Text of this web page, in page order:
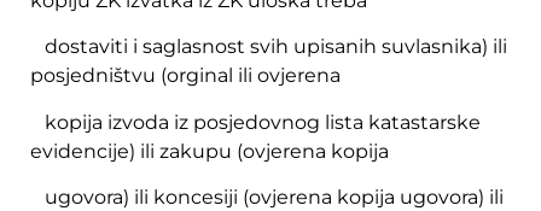
dostaviti i saglasnost svih upisanih suvlasnika) ili
posjedništvu (orginal ili ovjerena
kopija izvoda iz posjedovnog lista katastarske
evidencije) ili zakupu (ovjerena kopija
ugovora) ili koncesiji (ovjerena kopija ugovora) ili